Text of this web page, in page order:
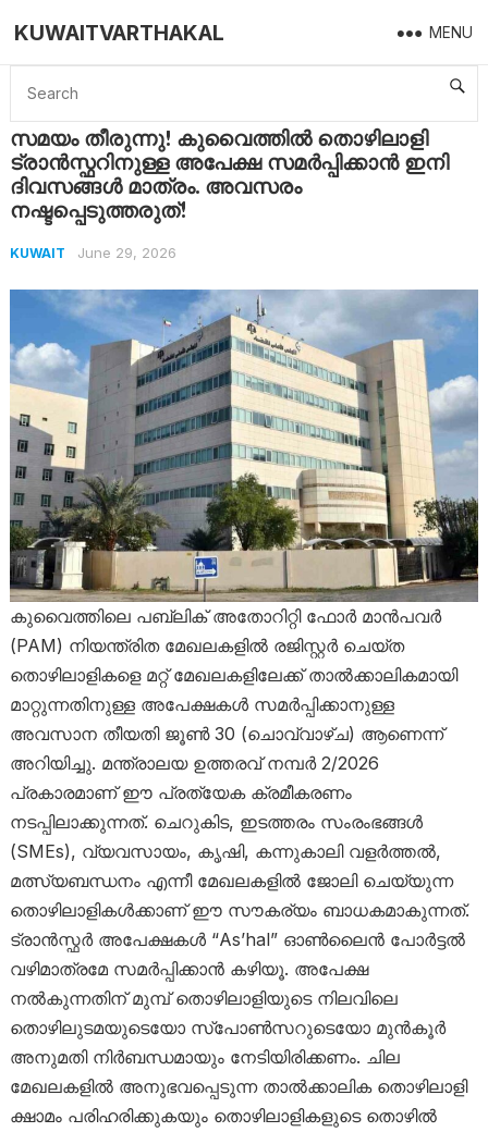
KUWAITVARTHAKAL MENU
Home Kuwait സമയം തീരുന്നു! കുവൈത്തിൽ തൊഴിലാളി ട്രാൻസ്ഫറിനുള്ള അപേക്ഷ സമർപ്പിക്കാൻ ഇനി ദിവസങ്ങൾ മാത്രം. അവസരം നഷ്ടപ്പെടുത്തരുത്!
സമയം തീരുന്നു! കുവൈത്തിൽ തൊഴിലാളി
ട്രാൻസ്ഫറിനുള്ള അപേക്ഷ സമർപ്പിക്കാൻ ഇനി
ദിവസങ്ങൾ മാത്രം. അവസരം
നഷ്ടപ്പെടുത്തരുത്!
KUWAIT June 29, 2026
കുവൈത്തിലെ പബ്ലിക് അതോറിറ്റി ഫോർ മാൻപവർ
(PAM) നിയന്ത്രിത മേഖലകളിൽ രജിസ്റ്റർ ചെയ്ത
തൊഴിലാളികളെ മറ്റ് മേഖലകളിലേക്ക് താൽക്കാലികമായി
മാറ്റുന്നതിനുള്ള അപേക്ഷകൾ സമർപ്പിക്കാനുള്ള
അവസാന തീയതി ജൂൺ 30 (ചൊവ്വാഴ്ച) ആണെന്ന്
അറിയിച്ചു. മന്ത്രാലയ ഉത്തരവ് നമ്പർ 2/2026
പ്രകാരമാണ് ഈ പ്രത്യേക ക്രമീകരണം
നടപ്പിലാക്കുന്നത്. ചെറുകിട, ഇടത്തരം സംരംഭങ്ങൾ
(SMEs), വ്യവസായം, കൃഷി, കന്നുകാലി വളർത്തൽ,
മത്സ്യബന്ധനം എന്നീ മേഖലകളിൽ ജോലി ചെയ്യുന്ന
തൊഴിലാളികൾക്കാണ് ഈ സൗകര്യം ബാധകമാകുന്നത്.
ട്രാൻസ്ഫർ അപേക്ഷകൾ “As’hal” ഓൺലൈൻ പോർട്ടൽ
വഴിമാത്രമേ സമർപ്പിക്കാൻ കഴിയൂ. അപേക്ഷ
നൽകുന്നതിന് മുമ്പ് തൊഴിലാളിയുടെ നിലവിലെ
തൊഴിലുടമയുടെയോ സ്പോൺസറുടെയോ മുൻകൂർ
അനുമതി നിർബന്ധമായും നേടിയിരിക്കണം. ചില
മേഖലകളിൽ അനുഭവപ്പെടുന്ന താൽക്കാലിക തൊഴിലാളി
ക്ഷാമം പരിഹരിക്കുകയും തൊഴിലാളികളുടെ തൊഴിൽ